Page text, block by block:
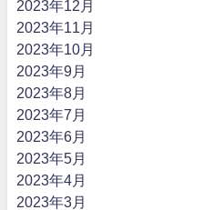
2023年12月
2023年11月
2023年10月
2023年9月
2023年8月
2023年7月
2023年6月
2023年5月
2023年4月
2023年3月